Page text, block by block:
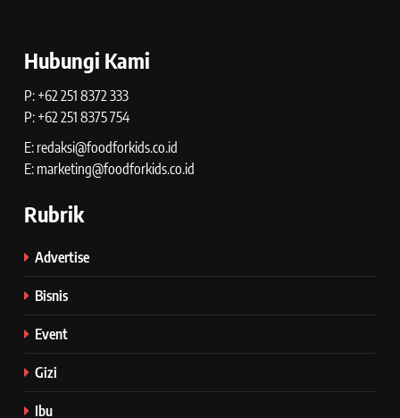
Hubungi Kami
P: +62 251 8372 333
P: +62 251 8375 754
E: redaksi@foodforkids.co.id
E: marketing@foodforkids.co.id
Rubrik
Advertise
Bisnis
Event
Gizi
Ibu